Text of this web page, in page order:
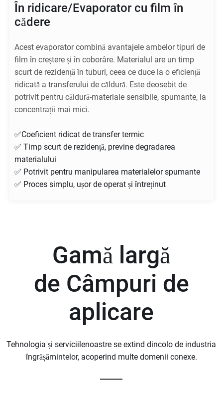
În ridicare/Evaporator cu film în
cădere
Acest evaporator combină avantajele ambelor tipuri de
film în creștere și în coborâre. Materialul are un timp
scurt de rezidență în tuburi, ceea ce duce la o eficiență
ridicată a transferului de căldură. Este deosebit de
potrivit pentru căldură-materiale sensibile, spumante, la
concentrații mai mici.
✅Coeficient ridicat de transfer termic
✅ Timp scurt de rezidență, previne degradarea
materialului
✅ Potrivit pentru manipularea materialelor spumante
✅ Proces simplu, ușor de operat și întreținut
Gamă largă
de Câmpuri de
aplicare
Tehnologia și serviciilenoastre se extind dincolo de industria
îngrășămintelor, acoperind multe domenii conexe.